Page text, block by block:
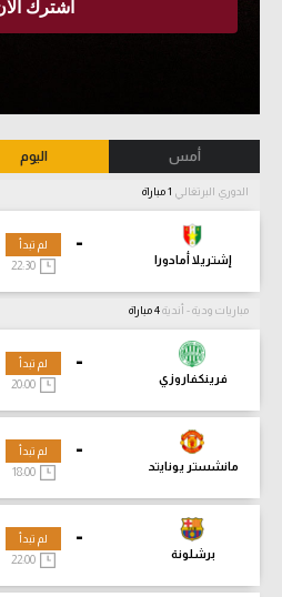
أمس اليوم
الدوري البرتغالي
-
إشتريلا أمادورا
لم تبدأ
مباريات ودية - أندية
-
فرينكفاروزي
لم تبدأ
-
مانشستر يونايتد
لم تبدأ
18:00
-
برشلونة
لم تبدأ